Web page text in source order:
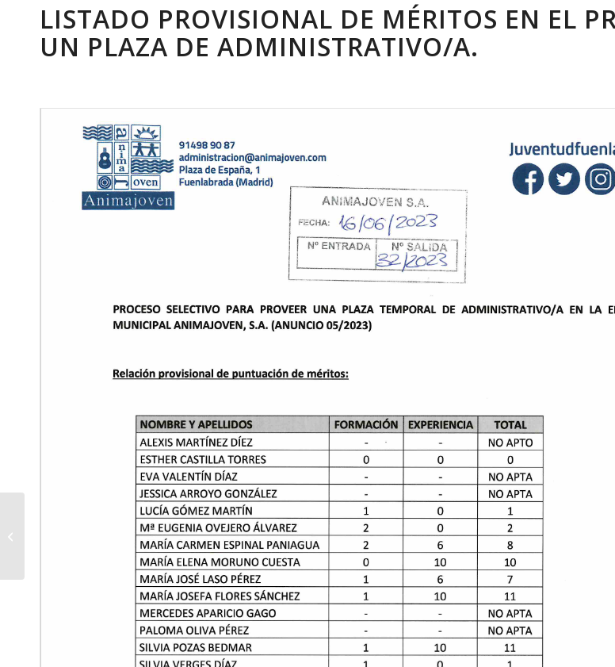
LISTADO PROVISIONAL DE MÉRITOS EN EL
UN PLAZA DE ADMINISTRATIVO/A.